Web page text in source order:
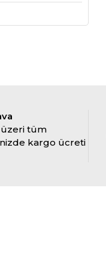
üzeri tüm
kargo ücreti